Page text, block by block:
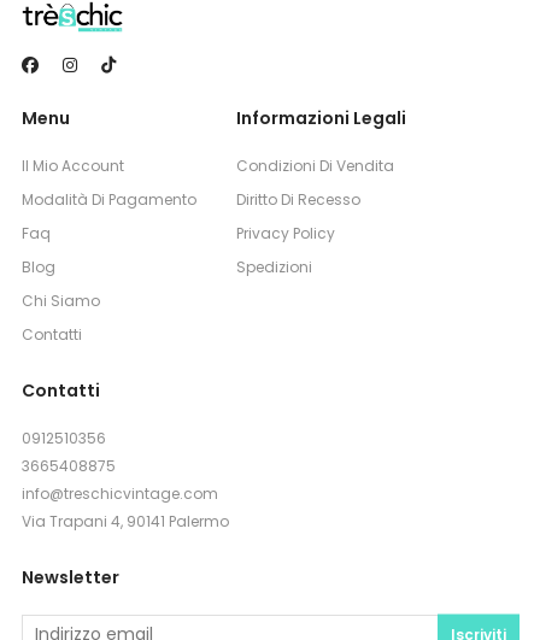
Menu
Il Mio Account
Modalità Di Pagamento
Faq
Blog
Chi Siamo
Contatti
Informazioni Legali
Condizioni Di Vendita
Diritto Di Recesso
Privacy Policy
Spedizioni
Contatti
0912510356
3665408875
info@treschicvintage.com
Via Trapani 4, 90141 Palermo
Newsletter
Iscriviti